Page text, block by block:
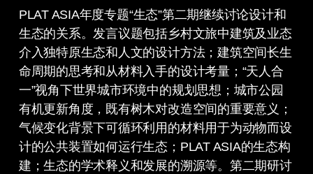
PLAT ASIA年度专题“生态”第二期继续讨论设计和
生态的关系。发言议题包括乡村文旅中建筑及业态
介入独特原生态和人文的设计方法；建筑空间长生
命周期的思考和从材料入手的设计考量；“天人合
一”视角下世界城市环境中的规划思想；城市公园
有机更新角度，既有树木对改造空间的重要意义；
气候变化背景下可循环利用的材料用于为动物而设
计的公共装置如何运行生态；PLAT ASIA的生态构
建；生态的学术释义和发展的溯源等。第二期研讨